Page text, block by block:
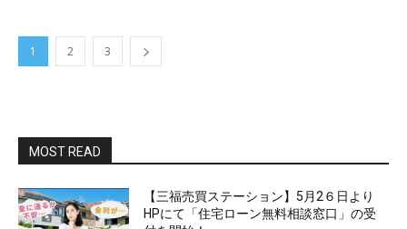
1 2 3
MOST READ
【三福売買ステーション】5月2６日より
HPにて「住宅ローン無料相談窓口」の受